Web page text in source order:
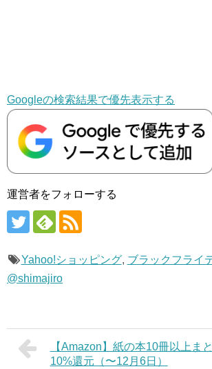
Googleの検索結果で優先表示する
運営者をフォローする
Yahoo!ショッピング, ブラックフライ
@shimajiro
【Amazon】紙の本10冊以上ま
10%還元（〜12月6日）